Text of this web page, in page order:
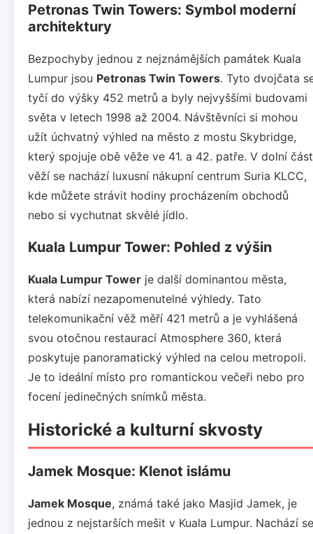
Petronas Twin Towers: Symbol moderní
architektury
Bezpochyby jednou z nejznámějších památek Kuala
Lumpur jsou Petronas Twin Towers. Tyto dvojčata
tyčí do výšky 452 metrů a byly nejvyššími budovami
světa v letech 1998 až 2004. Návštěvníci si mohou
užít úchvatný výhled na město z mostu Skybridge,
který spojuje obě věže ve 41. a 42. patře. V dolní
věží se nachází luxusní nákupní centrum Suria KLCC,
kde můžete strávit hodiny procházením obchodů
nebo si vychutnat skvělé jídlo.
Kuala Lumpur Tower: Pohled z výšin
Kuala Lumpur Tower je další dominantou města,
která nabízí nezapomenutelné výhledy. Tato
telekomunikační věž měří 421 metrů a je vyhlášená
svou otočnou restaurací Atmosphere 360, která
poskytuje panoramatický výhled na celou metropoli.
Je to ideální místo pro romantickou večeři nebo pro
focení jedinečných snímků města.
Historické a kulturní skvosty
Jamek Mosque: Klenot islámu
Jamek Mosque, známá také jako Masjid Jamek, je
jednou z nejstarších mešit v Kuala Lumpur. Nachází se